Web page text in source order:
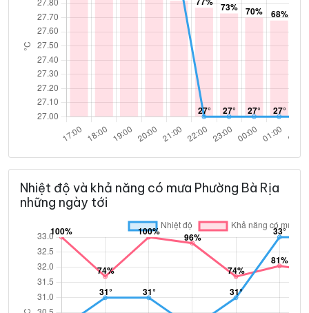
Nhiệt độ và khả năng có mưa Phường Bà Rịa
những ngày tới